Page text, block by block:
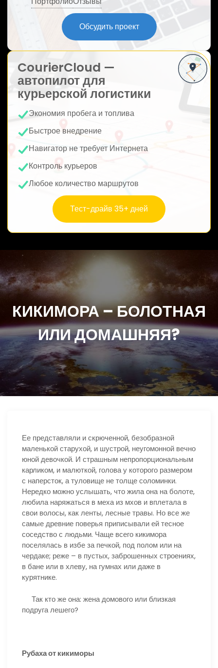
Обсудить проект
CourierCloud —
автопилот для
курьерской логистики
Экономия пробега и топлива
Быстрое внедрение
Навигатор не требует Интернета
Контроль курьеров
Любое количество маршрутов
Тест-драйв 35+ дней
КИКИМОРА – БОЛОТНАЯ
ИЛИ ДОМАШНЯЯ?
Ее представляли и скрюченной, безобразной
маленькой старухой, и шустрой, неугомонной вечно
юной девочкой. И страшным непропорциональным
карликом, и малюткой, голова у которого размером
с наперсток, а туловище не толще соломинки.
Нередко можно услышать, что жила она на болоте,
любила наряжаться в меха из мхов и вплетала в
свои волосы, как ленты, лесные травы. Но все же
самые древние поверья приписывали ей тесное
соседство с людьми. Чаще всего кикимора
поселялась в избе за печкой, под полом или на
чердаке; реже – в пустых, заброшенных строениях,
в бане или в хлеву, на гумнах или даже в
курятнике.
Так кто же она: жена домового или близкая
подруга лешего?
Рубаха от кикиморы